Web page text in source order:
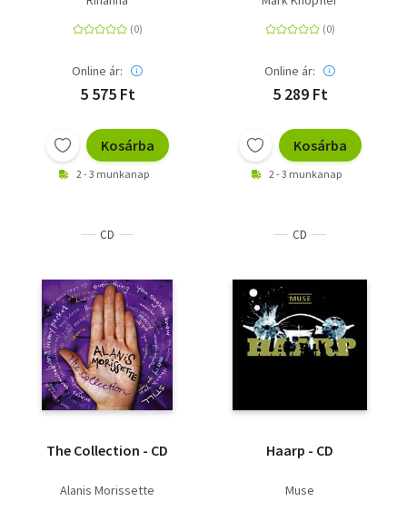
Online ár:
5 575 Ft
Kosárba
2 - 3 munkanap
Online ár:
5 289 Ft
Kosárba
2 - 3 munkanap
CD
The Collection - CD
Alanis Morissette
CD
Haarp - CD
Muse